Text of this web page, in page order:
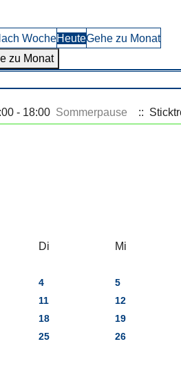
WocheHeuteGehe zu Monat
zu Monat
- 18:00 Sommerpause ::
Di Mi
4 5
11 12
18 19
25 26